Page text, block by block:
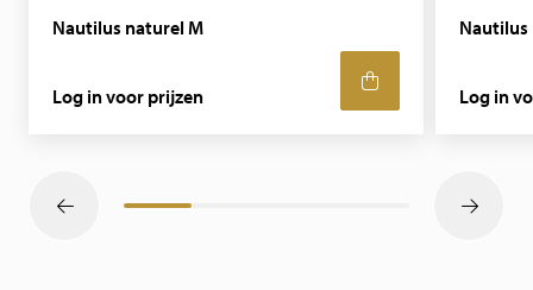
Nautilus naturel M
Log in voor prijzen
Nautilus
Log in